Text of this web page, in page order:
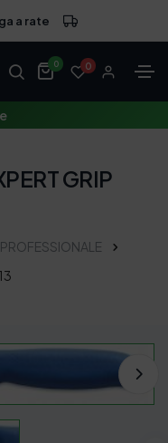
a rate
0 0
GRIP
PROFESSIONALE